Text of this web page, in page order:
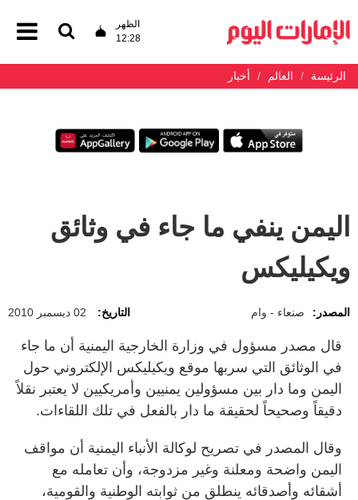
الظهر
12:28
الرئيسة العالم أخبار
اليمن ينفي ما جاء في وثائق
ويكيليكس
المصدر: صنعاء - وام التاريخ: 02 ديسمبر 2010
قال مصدر مسؤول في وزارة الخارجية اليمنية أن ما جاء
في الوثائق التي سربها موقع ويكيليكس الإلكتروني حول
اليمن وما دار بين مسؤولين يمنيين وأمريكيين لا يعتبر نقلاً
دقيقاً وصحيحاً لحقيقة ما دار بالفعل في تلك اللقاءات.
وقال المصدر في تصريح لوكالة الأنباء اليمنية أن مواقف
اليمن واضحة ومعلنة وغير مزدوجة، وأن تعامله مع
أشقائه وأصدقائه ينطلق من ثوابته الوطنية والقومية،